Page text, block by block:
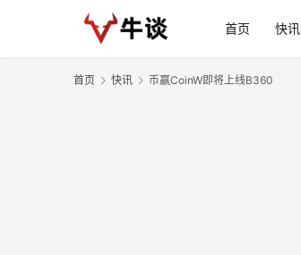
首页 快讯
首页 快讯 币赢CoinW即将上线B360